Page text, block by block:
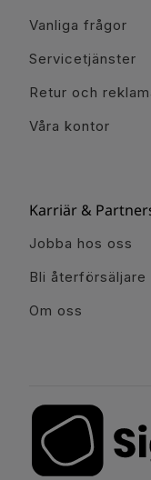
Vanliga frågor
Servicetjänster
Retur och
Våra kontor
Karriär &
Jobba hos oss
Bli återförsäljare
Om oss